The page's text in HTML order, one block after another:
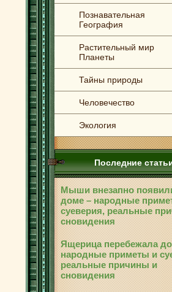
Познавательная
География
Растительный мир
Планеты
Тайны природы
Человечество
Экология
Последние
Мыши внезапно
доме – народные
суеверия, реальные
сновидения
Ящерица перебежала
народные приметы и
реальные причины и
сновидения